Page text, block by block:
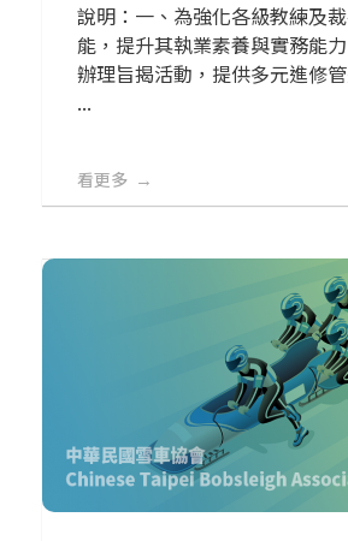
說明：一、為強化各級教練及
能，提升其執業素養與實務能
辦理旨揭活動，提供多元進修
...
看更多